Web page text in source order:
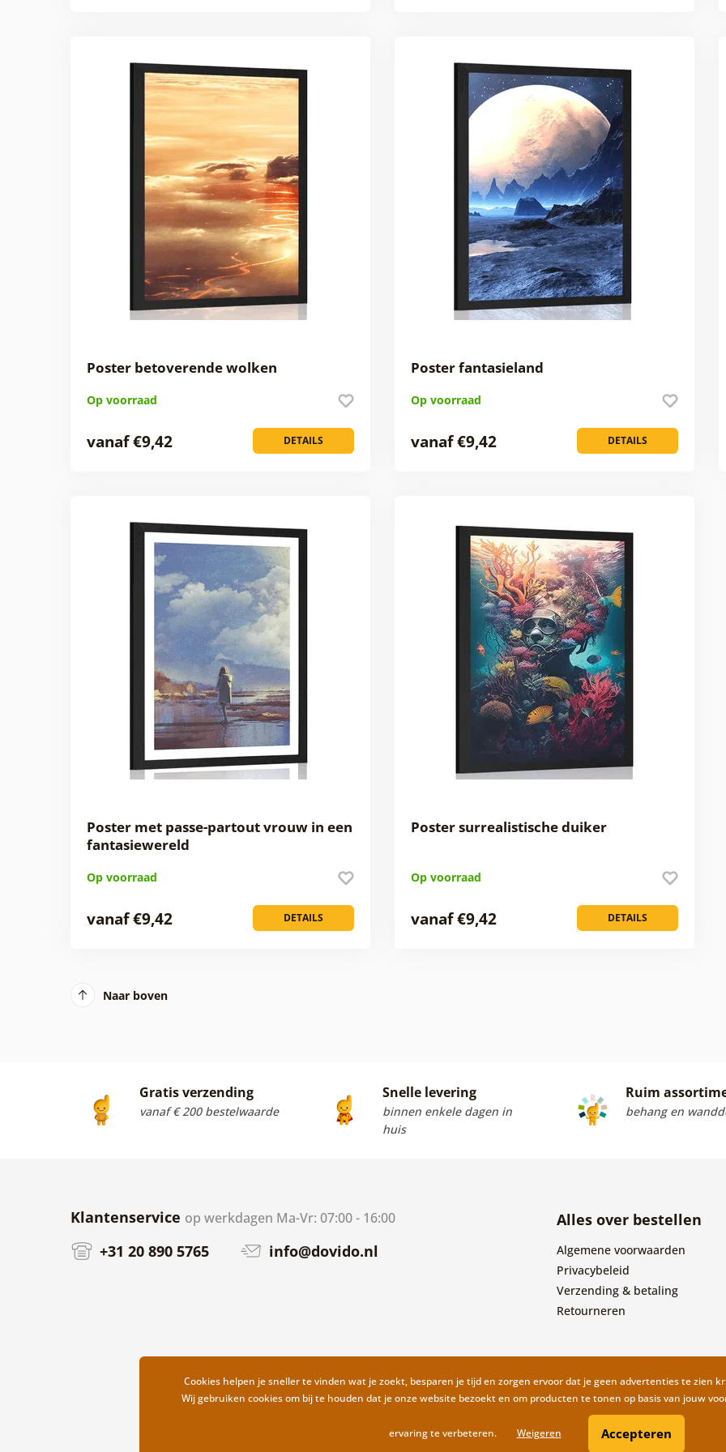
Poster betoverende wolken
Op voorraad
DETAILS
vanaf €9,42
Poster fantasieland
Op voorraad
DETAILS
vanaf €9,42
Poster met passe-partout vrouw in een
fantasiewereld
Op voorraad
DETAILS
vanaf €9,42
Poster surrealistische duiker
Op voorraad
DETAILS
vanaf €9,42
Naar boven
Gratis verzending
vanaf € 200 bestelwaarde
Snelle levering
binnen enkele dagen in
huis
Ruim
behang en
Klantenservice op werkdagen Ma-Vr: 07:00 - 16:00
+31 20 890 5765 info@dovido.nl
Alles over bestellen
Algemene voorwaarden
Privacybeleid
Verzending & betaling
Retourneren
Copyright ©2019 © Dovido.nl.
Cookies helpen je sneller te vinden wat je zoekt, besparen je tijd en zorgen ervoor dat je geen advertenties te zien
Wij gebruiken cookies om bij te houden dat je onze website bezoekt en om producten te tonen op basis van jouw
ervaring te verbeteren. Weigeren Accepteren